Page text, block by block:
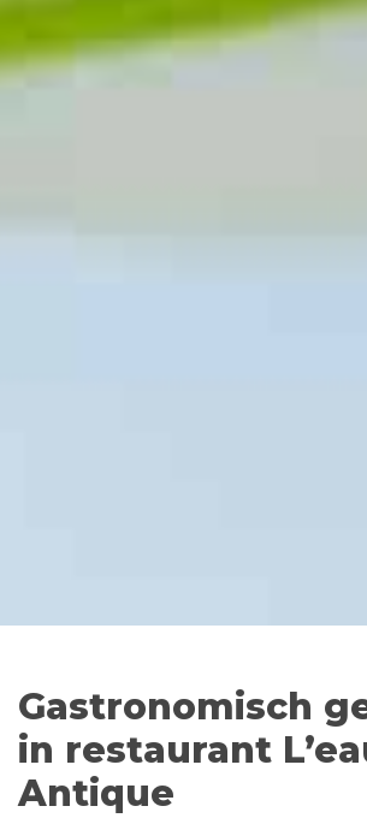
Gastronomisch
in restaurant
Antique